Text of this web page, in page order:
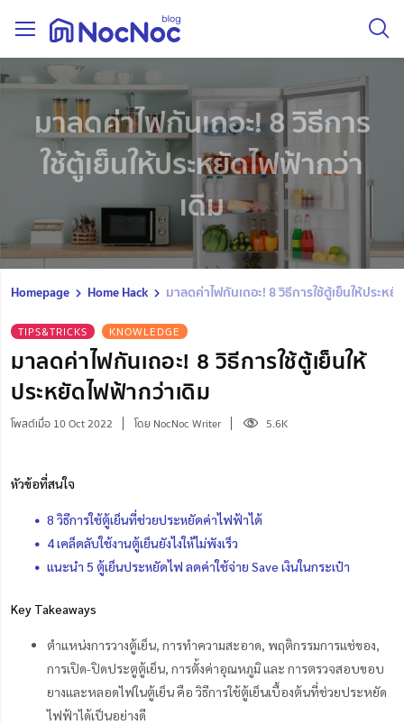
มาลดค่าไฟกันเถอะ! 8 วิธีการ
ใช้ตู้เย็นให้ประหยัดไฟฟ้ากว่า
เดิม
Homepage Home Hack มาลดค่าไฟกันเถอะ! 8 วิธีการใช้ตู้เย็นให้ประห
TIPS&TRICKS KNOWLEDGE
มาลดค่าไฟกันเถอะ! 8 วิธีการใช้ตู้เย็นให้
ประหยัดไฟฟ้ากว่าเดิม
โพสต์เมื่อ 10 Oct 2022 โดย NocNoc Writer 5.6K
หัวข้อที่สนใจ
8 วิธีการใช้ตู้เย็นที่ช่วยประหยัดค่าไฟฟ้าได้
4 เคล็ดลับใช้งานตู้เย็นยังไงให้ไม่พังเร็ว
แนะนำ 5 ตู้เย็นประหยัดไฟ ลดค่าใช้จ่าย Save เงินในกระเป๋า
Key Takeaways
ตำแหน่งการวางตู้เย็น, การทำความสะอาด, พฤติกรรมการแช่ของ,
การเปิด-ปิดประตูตู้เย็น, การตั้งค่าอุณหภูมิ และ การตรวจสอบขอบ
ยางและหลอดไฟในตู้เย็น คือ วิธีการใช้ตู้เย็นเบื้องต้นที่ช่วยประหยัด
ไฟฟ้าได้เป็นอย่างดี